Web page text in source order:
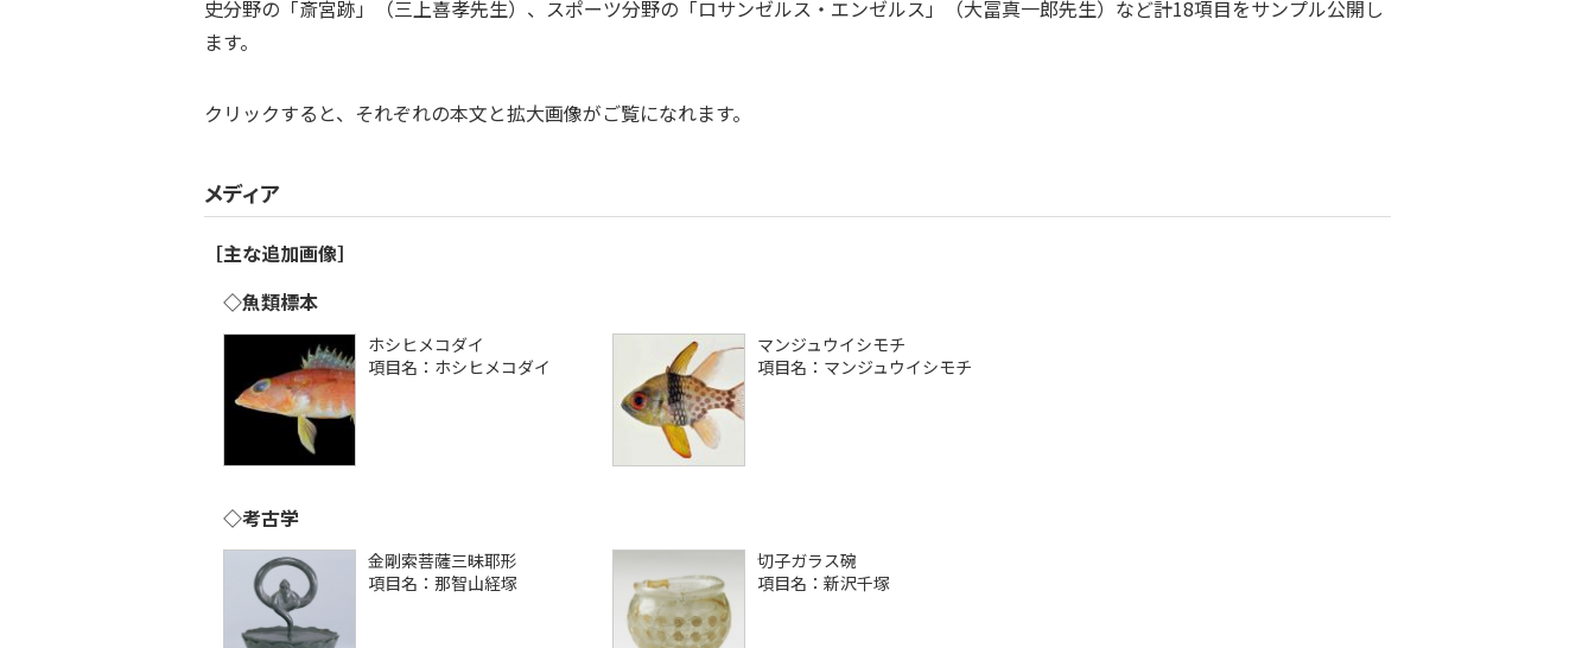
史分野の「斎宮跡」（三上喜孝先生）、スポーツ分野の「ロサンゼルス・エンゼルス」（大冨真一郎先生）など計18項目をサンプル公開し
ます。
クリックすると、それぞれの本文と拡大画像がご覧になれます。
メディア
［主な追加画像］
◇魚類標本
ホシヒメコダイ
項目名：ホシヒメコダイ
マンジュウイシモチ
項目名：マンジュウイシモチ
◇考古学
金剛索菩薩三昧耶形
項目名：那智山経塚
切子ガラス碗
項目名：新沢千塚